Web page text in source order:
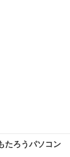
たろうパソコン